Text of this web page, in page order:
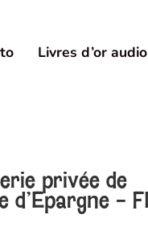
Livres d’or audio
privée de
d'Epargne -